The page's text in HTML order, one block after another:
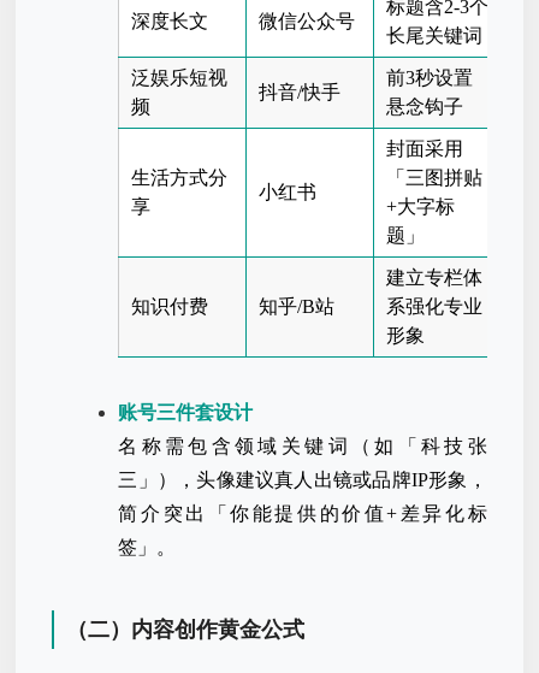
深度长文 微信公众号
标题含2-3个
长尾关键词
泛娱乐短视
频
抖音/快手
前3秒设置
悬念钩子
生活方式分
享
小红书
封面采用
「三图拼贴
+大字标
题」
知识付费 知乎/B站
建立专栏体
系强化专业
形象
账号三件套设计
名称需包含领域关键词（如「科技张
三」），头像建议真人出镜或品牌IP形象，
简介突出「你能提供的价值+差异化标
签」。
（二）内容创作黄金公式